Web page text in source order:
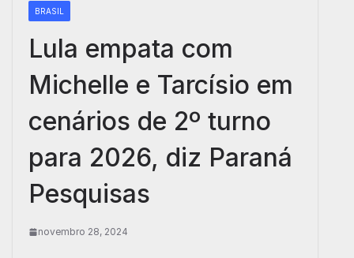
BRASIL
Lula empata com
Michelle e Tarcísio em
cenários de 2º turno
para 2026, diz Paraná
Pesquisas
novembro 28, 2024